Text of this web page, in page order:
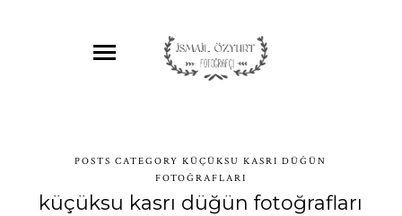
POSTS CATEGORY KÜÇÜKSU KASRI DÜĞÜN
FOTOĞRAFLARI
küçüksu kasrı düğün fotoğrafları